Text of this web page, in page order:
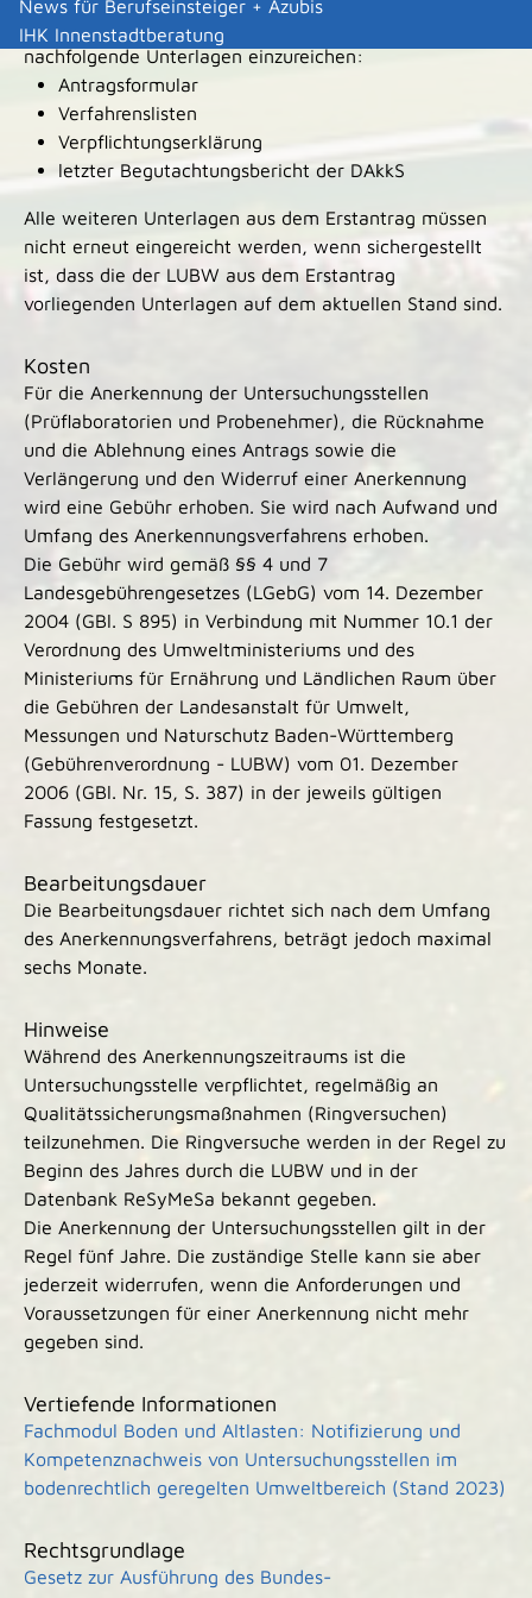
News für Berufseinsteiger + Azubis
IHK Innenstadtberatung
aus dem Erstantrag auf dem aktuellen Stand sind-
nachfolgende Unterlagen einzureichen:
Antragsformular
Verfahrenslisten
Verpflichtungserklärung
letzter Begutachtungsbericht der DAkkS
Alle weiteren Unterlagen aus dem Erstantrag müssen
nicht erneut eingereicht werden, wenn sichergestellt
ist, dass die der LUBW aus dem Erstantrag
vorliegenden Unterlagen auf dem aktuellen Stand sind.
Kosten
Für die Anerkennung der Untersuchungsstellen
(Prüflaboratorien und Probenehmer), die Rücknahme
und die Ablehnung eines Antrags sowie die
Verlängerung und den Widerruf einer Anerkennung
wird eine Gebühr erhoben. Sie wird nach Aufwand und
Umfang des Anerkennungsverfahrens erhoben.
Die Gebühr wird gemäß §§ 4 und 7
Landesgebührengesetzes (LGebG) vom 14. Dezember
2004 (GBl. S 895) in Verbindung mit Nummer 10.1 der
Verordnung des Umweltministeriums und des
Ministeriums für Ernährung und Ländlichen Raum über
die Gebühren der Landesanstalt für Umwelt,
Messungen und Naturschutz Baden-Württemberg
(Gebührenverordnung - LUBW) vom 01. Dezember
2006 (GBl. Nr. 15, S. 387) in der jeweils gültigen
Fassung festgesetzt.
Bearbeitungsdauer
Die Bearbeitungsdauer richtet sich nach dem Umfang
des Anerkennungsverfahrens, beträgt jedoch maximal
sechs Monate.
Hinweise
Während des Anerkennungszeitraums ist die
Untersuchungsstelle verpflichtet, regelmäßig an
Qualitätssicherungsmaßnahmen (Ringversuchen)
teilzunehmen. Die Ringversuche werden in der Regel zu
Beginn des Jahres durch die LUBW und in der
Datenbank ReSyMeSa bekannt gegeben.
Die Anerkennung der Untersuchungsstellen gilt in der
Regel fünf Jahre. Die zuständige Stelle kann sie aber
jederzeit widerrufen, wenn die Anforderungen und
Voraussetzungen für einer Anerkennung nicht mehr
gegeben sind.
Vertiefende Informationen
Fachmodul Boden und Altlasten: Notifizierung und
Kompetenznachweis von Untersuchungsstellen im
bodenrechtlich geregelten Umweltbereich (Stand 2023)
Rechtsgrundlage
Gesetz zur Ausführung des Bundes-